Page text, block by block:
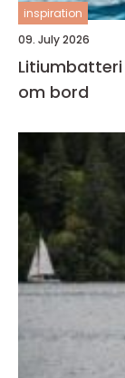
inspiration
09. July 2026
om bord